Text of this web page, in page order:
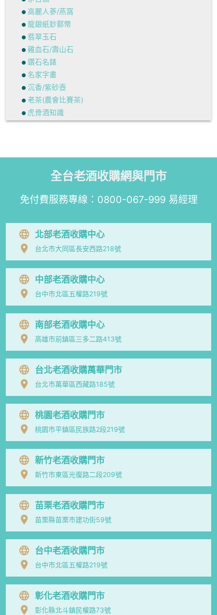
高麗人蔘/燕窩
龍銀紙鈔郵幣
翡翠玉石
雞血石/壽山石
鑽石名錶
名家字畫
沉香/紫砂壺
老茶(農會比賽茶)
虎骨酒知識
全台老酒收購網與門市
免付費服務專線： 0800-067-999 易經理
北部老酒收購中心
台北市大同區長安西路218號
中部老酒收購中心
台中市北區五權路219號
南部老酒收購中心
高雄市前鎮區三多二路413號
台北老酒收購萬華門市
台北市萬華區西藏路185號
桃園老酒收購門市
桃園市平鎮區民族路2段219號
新竹老酒收購門市
新竹市東區光復路二段209號
苗栗老酒收購門市
苗栗縣苗栗市建功街59號
台中老酒收購門市
台中市北區五權路219號
彰化老酒收購門市
彰化縣北斗鎮民權路73號